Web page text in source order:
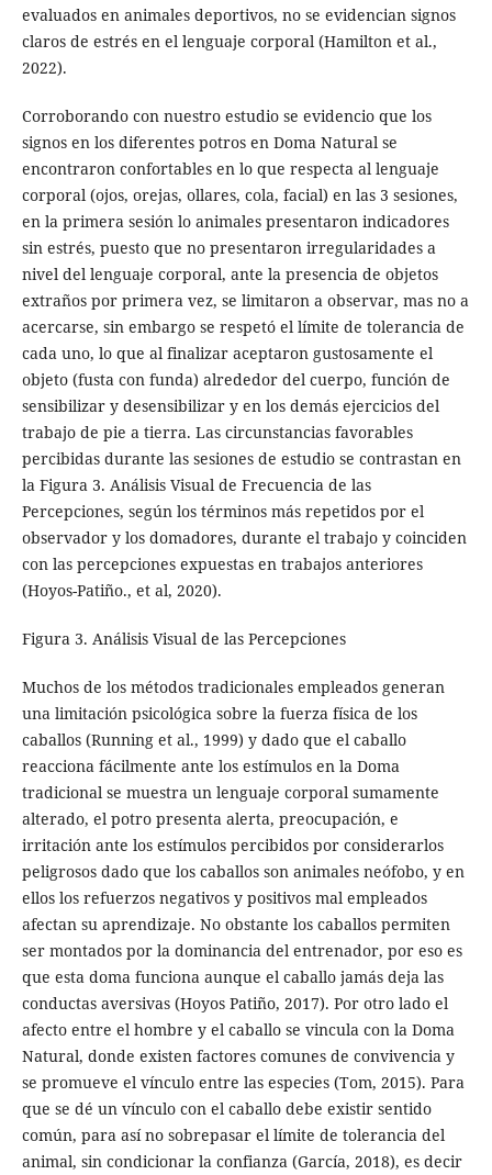
evaluados en animales deportivos, no se evidencian signos
claros de estrés en el lenguaje corporal (Hamilton et al.,
2022).
Corroborando con nuestro estudio se evidencio que los
signos en los diferentes potros en Doma Natural se
encontraron confortables en lo que respecta al lenguaje
corporal (ojos, orejas, ollares, cola, facial) en las 3 sesiones,
en la primera sesión lo animales presentaron indicadores
sin estrés, puesto que no presentaron irregularidades a
nivel del lenguaje corporal, ante la presencia de objetos
extraños por primera vez, se limitaron a observar, mas no a
acercarse, sin embargo se respetó el límite de tolerancia de
cada uno, lo que al finalizar aceptaron gustosamente el
objeto (fusta con funda) alrededor del cuerpo, función de
sensibilizar y desensibilizar y en los demás ejercicios del
trabajo de pie a tierra. Las circunstancias favorables
percibidas durante las sesiones de estudio se contrastan en
la Figura 3. Análisis Visual de Frecuencia de las
Percepciones, según los términos más repetidos por el
observador y los domadores, durante el trabajo y coinciden
con las percepciones expuestas en trabajos anteriores
(Hoyos-Patiño., et al, 2020).
Figura 3. Análisis Visual de las Percepciones
Muchos de los métodos tradicionales empleados generan
una limitación psicológica sobre la fuerza física de los
caballos (Running et al., 1999) y dado que el caballo
reacciona fácilmente ante los estímulos en la Doma
tradicional se muestra un lenguaje corporal sumamente
alterado, el potro presenta alerta, preocupación, e
irritación ante los estímulos percibidos por considerarlos
peligrosos dado que los caballos son animales neófobo, y en
ellos los refuerzos negativos y positivos mal empleados
afectan su aprendizaje. No obstante los caballos permiten
ser montados por la dominancia del entrenador, por eso es
que esta doma funciona aunque el caballo jamás deja las
conductas aversivas (Hoyos Patiño, 2017). Por otro lado el
afecto entre el hombre y el caballo se vincula con la Doma
Natural, donde existen factores comunes de convivencia y
se promueve el vínculo entre las especies (Tom, 2015). Para
que se dé un vínculo con el caballo debe existir sentido
común, para así no sobrepasar el límite de tolerancia del
animal, sin condicionar la confianza (García, 2018), es decir